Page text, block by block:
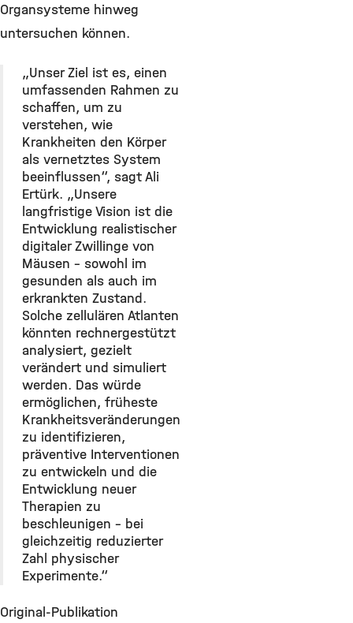
Organsysteme hinweg
untersuchen können.
„Unser Ziel ist es, einen
umfassenden Rahmen zu
schaffen, um zu
verstehen, wie
Krankheiten den Körper
als vernetztes System
beeinflussen“, sagt Ali
Ertürk. „Unsere
langfristige Vision ist die
Entwicklung realistischer
digitaler Zwillinge von
Mäusen – sowohl im
gesunden als auch im
erkrankten Zustand.
Solche zellulären Atlanten
könnten rechnergestützt
analysiert, gezielt
verändert und simuliert
werden. Das würde
ermöglichen, früheste
Krankheitsveränderungen
zu identifizieren,
präventive Interventionen
zu entwickeln und die
Entwicklung neuer
Therapien zu
beschleunigen – bei
gleichzeitig reduzierter
Zahl physischer
Experimente.“
Original-Publikation